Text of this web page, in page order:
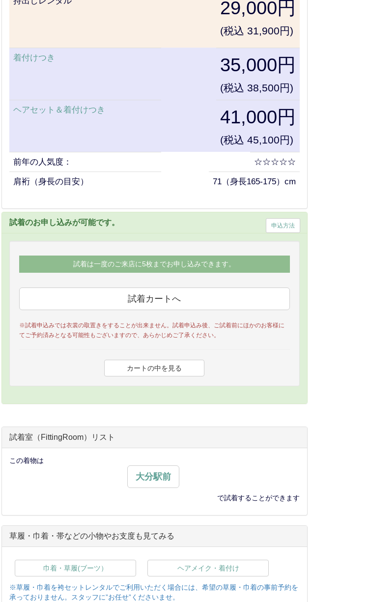
29,000円
(税込 31,900円)
着付けつき 35,000円
(税込 38,500円)
ヘアセット＆着付けつき 41,000円
(税込 45,100円)
前年の人気度： ☆☆☆☆☆
肩裄（身長の目安） 71（身長165-175）cm
申込方法
試着のお申し込みが可能です。
試着は一度のご来店に5枚までお申し込みできます。
※試着申込みでは衣裳の取置きをすることが出来ません。試着申込み後、ご試着前にほかのお客様に
てご予約済みとなる可能性もございますので、あらかじめご了承ください。
試着室（FittingRoom）リスト
この着物は
大分駅前
で試着することができます
草履・巾着・帯などの小物やお支度も見てみる
巾着・草履(ブーツ） ヘアメイク・着付け
※草履・巾着を袴セットレンタルでご利用いただく場合には、希望の草履・巾着の事前予約を
承っておりません。スタッフに”お任せ”くださいませ。